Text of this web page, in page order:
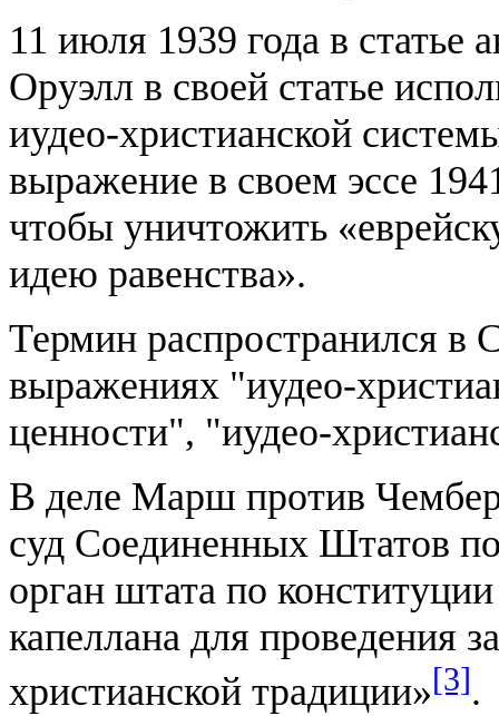
11 июля 1939 года в статье
Оруэлл в своей статье
иудео-христианской
выражение в своем эссе
чтобы уничтожить
идею равенства».
Термин распространился
выражениях "иудео-
ценности", "иудео-
В деле Марш против
суд Соединенных Штатов
орган штата по
капеллана для проведения
христианской традиции»[3].